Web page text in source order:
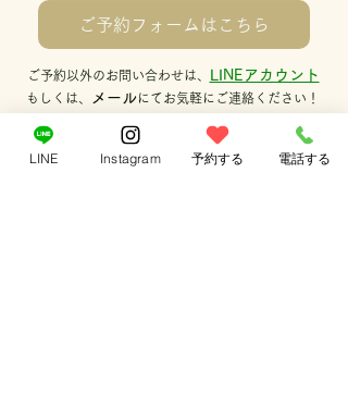
ご予約フォームはこちら
ご予約以外のお問い合わせは、 LINEアカウント
もしくは、 メールにてお気軽にご連絡ください！
LINE Instagram 予約する 電話する